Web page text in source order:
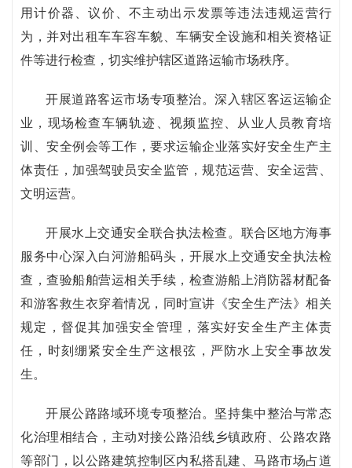
用计价器、议价、不主动出示发票等违法违规运营行
为，并对出租车车容车貌、车辆安全设施和相关资格证
件等进行检查，切实维护辖区道路运输市场秩序。
开展道路客运市场专项整治。深入辖区客运运输企
业，现场检查车辆轨迹、视频监控、从业人员教育培
训、安全例会等工作，要求运输企业落实好安全生产主
体责任，加强驾驶员安全监管，规范运营、安全运营、
文明运营。
开展水上交通安全联合执法检查。联合区地方海事
服务中心深入白河游船码头，开展水上交通安全执法检
查，查验船舶营运相关手续，检查游船上消防器材配备
和游客救生衣穿着情况，同时宣讲《安全生产法》相关
规定，督促其加强安全管理，落实好安全生产主体责
任，时刻绷紧安全生产这根弦，严防水上安全事故发
生。
开展公路路域环境专项整治。坚持集中整治与常态
化治理相结合，主动对接公路沿线乡镇政府、公路农路
等部门，以公路建筑控制区内私搭乱建、马路市场占道